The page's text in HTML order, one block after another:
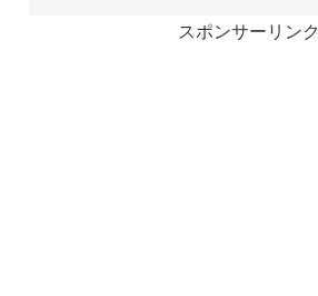
スポンサーリンク